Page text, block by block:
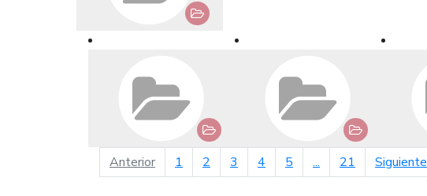
Anteriorpágina anterior
1 2 3 4 5 ... 21 Siguiente